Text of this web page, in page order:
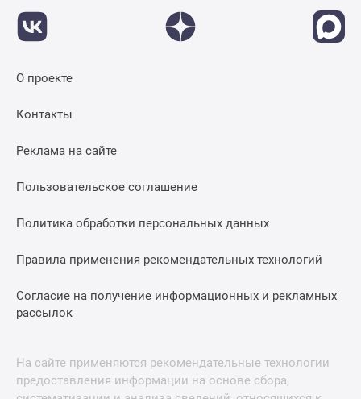
О проекте
Контакты
Реклама на сайте
Пользовательское соглашение
Политика обработки персональных данных
Правила применения рекомендательных технологий
Согласие на получение информационных и рекламных
рассылок
На сайте применяются рекомендательные технологии
предоставления информации на основе сбора,